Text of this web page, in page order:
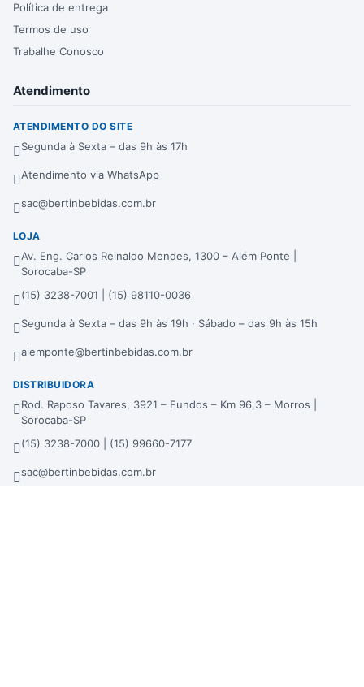
Política de entrega
Termos de uso
Trabalhe Conosco
Atendimento
ATENDIMENTO DO SITE
Segunda à Sexta – das 9h às 17h
Atendimento via WhatsApp
sac@bertinbebidas.com.br
LOJA
Av. Eng. Carlos Reinaldo Mendes, 1300 – Além Ponte |
Sorocaba-SP
(15) 3238-7001 | (15) 98110-0036
Segunda à Sexta – das 9h às 19h · Sábado – das 9h às 15h
alemponte@bertinbebidas.com.br
DISTRIBUIDORA
Rod. Raposo Tavares, 3921 – Fundos – Km 96,3 – Morros |
Sorocaba-SP
(15) 3238-7000 | (15) 99660-7177
sac@bertinbebidas.com.br